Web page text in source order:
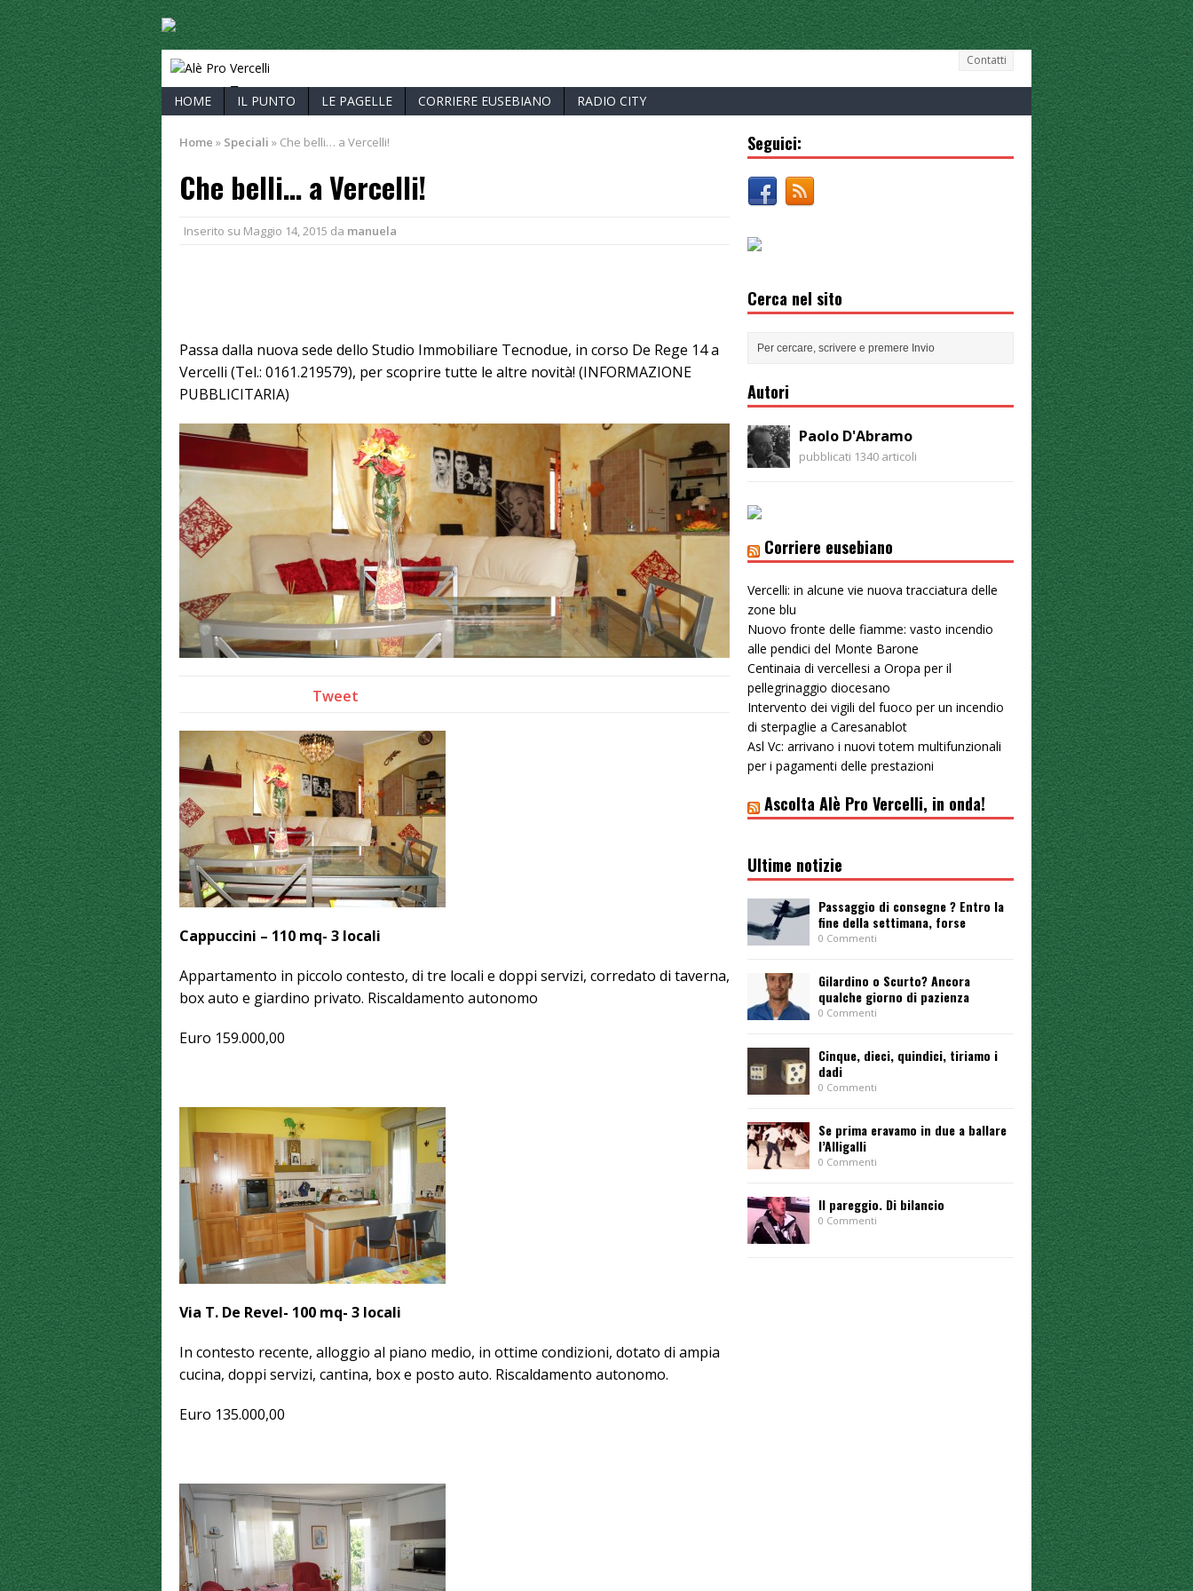
Contatti
ALÈ PRO VERCELLI
HOME IL PUNTO LE PAGELLE CORRIERE EUSEBIANO RADIO CITY
Home » Speciali » Che belli… a Vercelli!
Che belli… a Vercelli!
Inserito su Maggio 14, 2015 da manuela
Passa dalla nuova sede dello Studio Immobiliare Tecnodue, in corso De Rege 14 a
Vercelli (Tel.: 0161.219579), per scoprire tutte le altre novità! (INFORMAZIONE
PUBBLICITARIA)
Tweet
Cappuccini – 110 mq- 3 locali
Appartamento in piccolo contesto, di tre locali e doppi servizi, corredato di taverna,
box auto e giardino privato. Riscaldamento autonomo
Euro 159.000,00
Via T. De Revel- 100 mq- 3 locali
In contesto recente, alloggio al piano medio, in ottime condizioni, dotato di ampia
cucina, doppi servizi, cantina, box e posto auto. Riscaldamento autonomo.
Euro 135.000,00
Seguici:
Cerca nel sito
Autori
Paolo D'Abramo
pubblicati 1340 articoli
Corriere eusebiano
Vercelli: in alcune vie nuova tracciatura delle
zone blu
Nuovo fronte delle fiamme: vasto incendio
alle pendici del Monte Barone
Centinaia di vercellesi a Oropa per il
pellegrinaggio diocesano
Intervento dei vigili del fuoco per un incendio
di sterpaglie a Caresanablot
Asl Vc: arrivano i nuovi totem multifunzionali
per i pagamenti delle prestazioni
Ascolta Alè Pro Vercelli, in onda!
Ultime notizie
Passaggio di consegne ? Entro la
fine della settimana, forse
0 Commenti
Gilardino o Scurto? Ancora
qualche giorno di pazienza
0 Commenti
Cinque, dieci, quindici, tiriamo i
dadi
0 Commenti
Se prima eravamo in due a ballare
l’Alligalli
0 Commenti
Il pareggio. Di bilancio
0 Commenti